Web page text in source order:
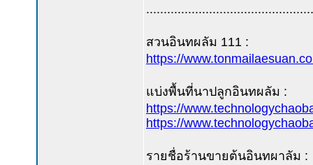
สวนอินทผลัม 111 :
https://
แบ่งพื้นที่นาปลูกอินทผลัม :
https://
https://
รายชื่อร้านขายต้นอินทผาลัม :